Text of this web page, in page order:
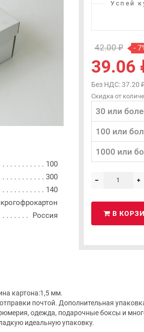
100
300
140
Россия
Успей
42.00 ₽ -
39.06
Без НДС: 37.20
Скидка от
30 или
100 или
1000 или
В
картона:1,5 мм.
почтой. Дополнительная
одежда, подарочные боксы и
идеальную упаковку.